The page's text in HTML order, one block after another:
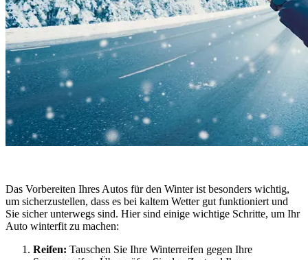
Das Vorbereiten Ihres Autos für den Winter ist besonders wichtig,
um sicherzustellen, dass es bei kaltem Wetter gut funktioniert und
Sie sicher unterwegs sind. Hier sind einige wichtige Schritte, um Ihr
Auto winterfit zu machen:
Reifen: Tauschen Sie Ihre Winterreifen gegen Ihre